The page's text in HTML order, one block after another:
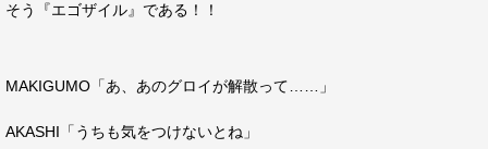
そう『エゴザイル』である！！
MAKIGUMO「あ、あのグロイが解散って……」
AKASHI「うちも気をつけないとね」